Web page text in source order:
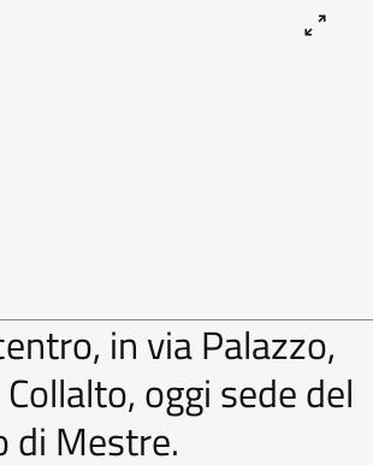
in via Palazzo,
Collalto, oggi sede del
di Mestre.